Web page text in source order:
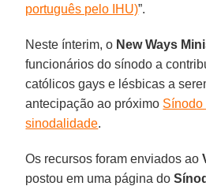
português pelo IHU)”.
Neste ínterim, o New Ways
funcionários do sínodo a
católicos gays e lésbicas a
antecipação ao próximo Sínodo
sinodalidade.
Os recursos foram enviados ao
postou em uma página do